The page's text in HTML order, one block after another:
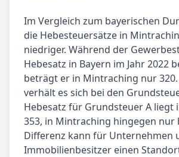
Im Vergleich zum bayerischen
die Hebesteuersätze in
niedriger. Während der
Hebesatz in Bayern im Jahr 2022
beträgt er in Mintraching nur
verhält es sich bei den
Hebesatz für Grundsteuer A liegt
353, in Mintraching hingegen nur
Differenz kann für Unternehmen
Immobilienbesitzer einen